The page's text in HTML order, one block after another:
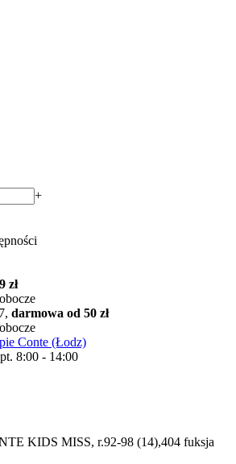
+
zł
darmowa od 50 zł
Conte (Łodz)
8:00 - 14:00
KIDS MISS, r.92-98 (14),404 fuksja